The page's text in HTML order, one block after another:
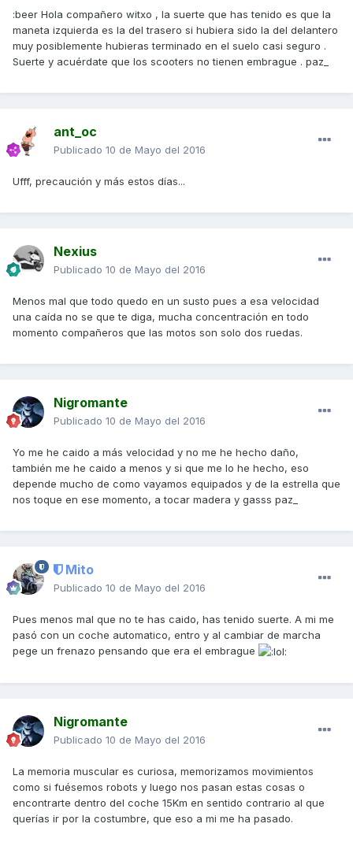
:beer Hola compañero witxo , la suerte que has tenido es que la
maneta izquierda es la del trasero si hubiera sido la del delantero
muy posiblemente hubieras terminado en el suelo casi seguro .
Suerte y acuérdate que los scooters no tienen embrague . paz_
ant_oc
Publicado 10 de Mayo del 2016
Ufff, precaución y más estos días...
Nexius
Publicado 10 de Mayo del 2016
Menos mal que todo quedo en un susto pues a esa velocidad
una caída no se que te diga, mucha concentración en todo
momento compañeros que las motos son solo dos ruedas.
Nigromante
Publicado 10 de Mayo del 2016
Yo me he caido a más velocidad y no me he hecho daño,
también me he caido a menos y si que me lo he hecho, eso
depende mucho de como vayamos equipados y de la estrella que
nos toque en ese momento, a tocar madera y gasss paz_
Mito
Publicado 10 de Mayo del 2016
Pues menos mal que no te has caido, has tenido suerte. A mi me
pasó con un coche automatico, entro y al cambiar de marcha
pege un frenazo pensando que era el embrague
Nigromante
Publicado 10 de Mayo del 2016
La memoria muscular es curiosa, memorizamos movimientos
como si fuésemos robots y luego nos pasan estas cosas o
encontrarte dentro del coche 15Km en sentido contrario al que
querías ir por la costumbre, que eso a mi me ha pasado.